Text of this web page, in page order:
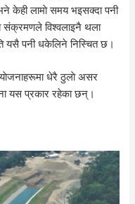
लामाे समय भइसक्दा पनी
विश्वलाइनै थला
यसै पनी धकेलिने निस्चित छ।
धेरै ठुलाे असर
यस प्रकार रहेका छन्।